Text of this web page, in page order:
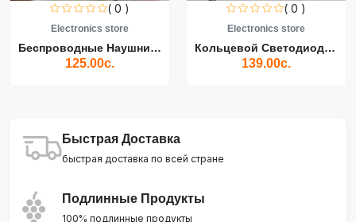
( 0 )
Electronics store
Беспроводные Наушники Air...
125.00с.
( 0 )
Electronics store
Кольцевой Светодиодный Св...
139.00с.
Быстрая Доставка
быстрая доставка по всей стране
Подлинные Продукты
100% подлинные продукты